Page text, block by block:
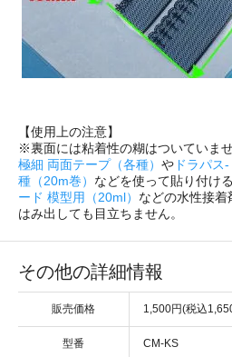
【使用上の注意】
※裏面には粘着性の糊はついていませ
極細 両面テープ（各種） や ドラパス
種（20m巻） などを使って貼り付ける
ード 模型用（20ml） などの水性接着
はみ出しても目立ちません。
その他の詳細情報
販売価格 1,500円(税込
型番 CM-KS